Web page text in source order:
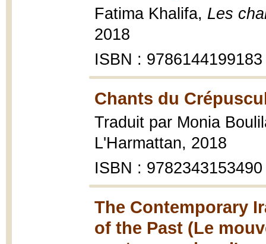
Fatima Khalifa, Les
2018
ISBN : 9786144199183
Chants du
Traduit par Monia
L'Harmattan, 2018
ISBN : 9782343153490
The Contemporary
of the Past (Le